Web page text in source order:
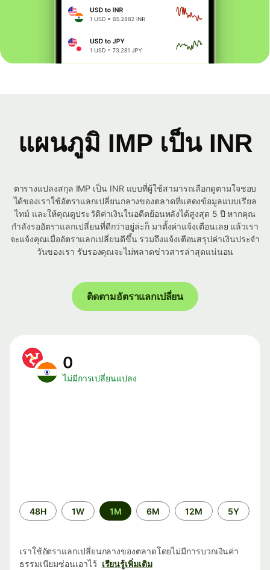
แผนภูมิ IMP เป็น INR
ตารางแปลงสกุล IMP เป็น INR แบบที่ผู้ใช้สามารถเลือกดูตามใจชอบ
ได้ของเราใช้อัตราแลกเปลี่ยนกลางของตลาดที่แสดงข้อมูลแบบเรียล
ไทม์ และให้คุณดูประวัติค่าเงินในอดีตย้อนหลังได้สูงสุด 5 ปี หากคุณ
กำลังรออัตราแลกเปลี่ยนที่ดีกว่าอยู่ล่ะก็ มาตั้งค่าแจ้งเตือนเลย แล้วเรา
จะแจ้งคุณเมื่ออัตราแลกเปลี่ยนดีขึ้น รวมถึงแจ้งเตือนสรุปค่าเงินประจำ
วันของเรา รับรองคุณจะไม่พลาดข่าวสารล่าสุดแน่นอน
ติดตามอัตราแลกเปลี่ยน
0
ไม่มีการเปลี่ยนแปลง
ระยะ
เวลา
48H 1W 1M 6M 12M 5Y
เราใช้อัตราแลกเปลี่ยนกลางของตลาดโดยไม่มีการบวกเงินค่า
ธรรมเนียมซ่อนเอาไว้ เรียนรู้เพิ่มเติม